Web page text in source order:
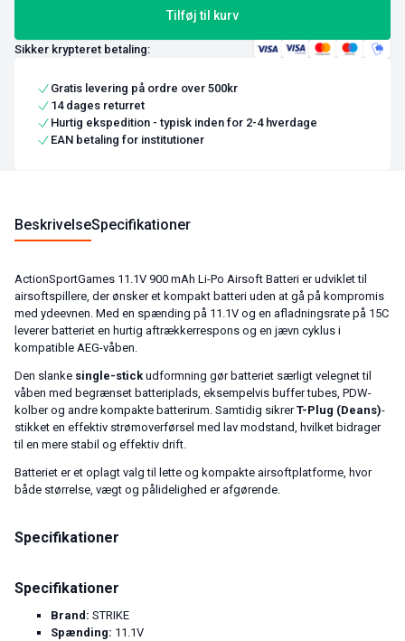
Tilføj til kurv
Sikker krypteret betaling:
Gratis levering på ordre over 500kr
14 dages returret
Hurtig ekspedition - typisk inden for 2-4 hverdage
EAN betaling for institutioner
BeskrivelseSpecifikationer
ActionSportGames 11.1V 900 mAh Li-Po Airsoft Batteri er udviklet til
airsoftspillere, der ønsker et kompakt batteri uden at gå på kompromis
med ydeevnen. Med en spænding på 11.1V og en afladningsrate på 15C
leverer batteriet en hurtig aftrækkerrespons og en jævn cyklus i
kompatible AEG-våben.
Den slanke single-stick udformning gør batteriet særligt velegnet til
våben med begrænset batteriplads, eksempelvis buffer tubes, PDW-
kolber og andre kompakte batterirum. Samtidig sikrerT-Plug (Deans)-
stikket en effektiv strømoverførsel med lav modstand, hvilket bidrager
til en mere stabil og effektiv drift.
Batteriet er et oplagt valg til lette og kompakte airsoftplatforme, hvor
både størrelse, vægt og pålidelighed er afgørende.
Specifikationer
Specifikationer
Brand: STRIKE
Spænding: 11.1V